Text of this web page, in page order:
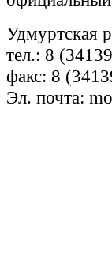
Удмуртская
тел.: 8
факс: 8
Эл. почта: